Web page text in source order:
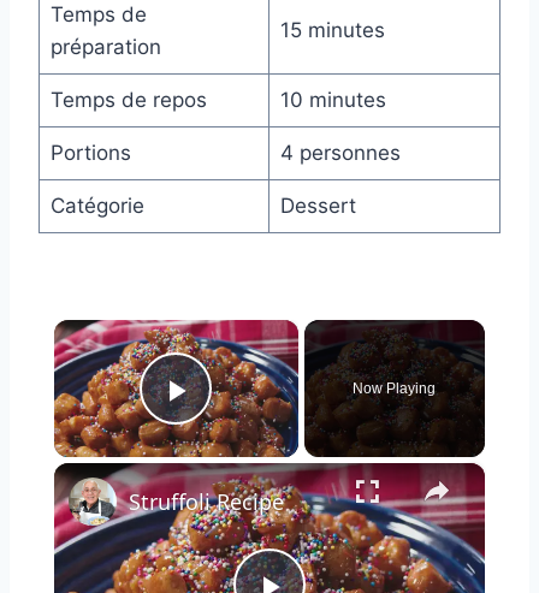
Temps de
préparation
15 minutes
Temps de repos 10 minutes
Portions 4 personnes
Catégorie Dessert
×
Play Video
Now Playing
×
Struffoli Recipe